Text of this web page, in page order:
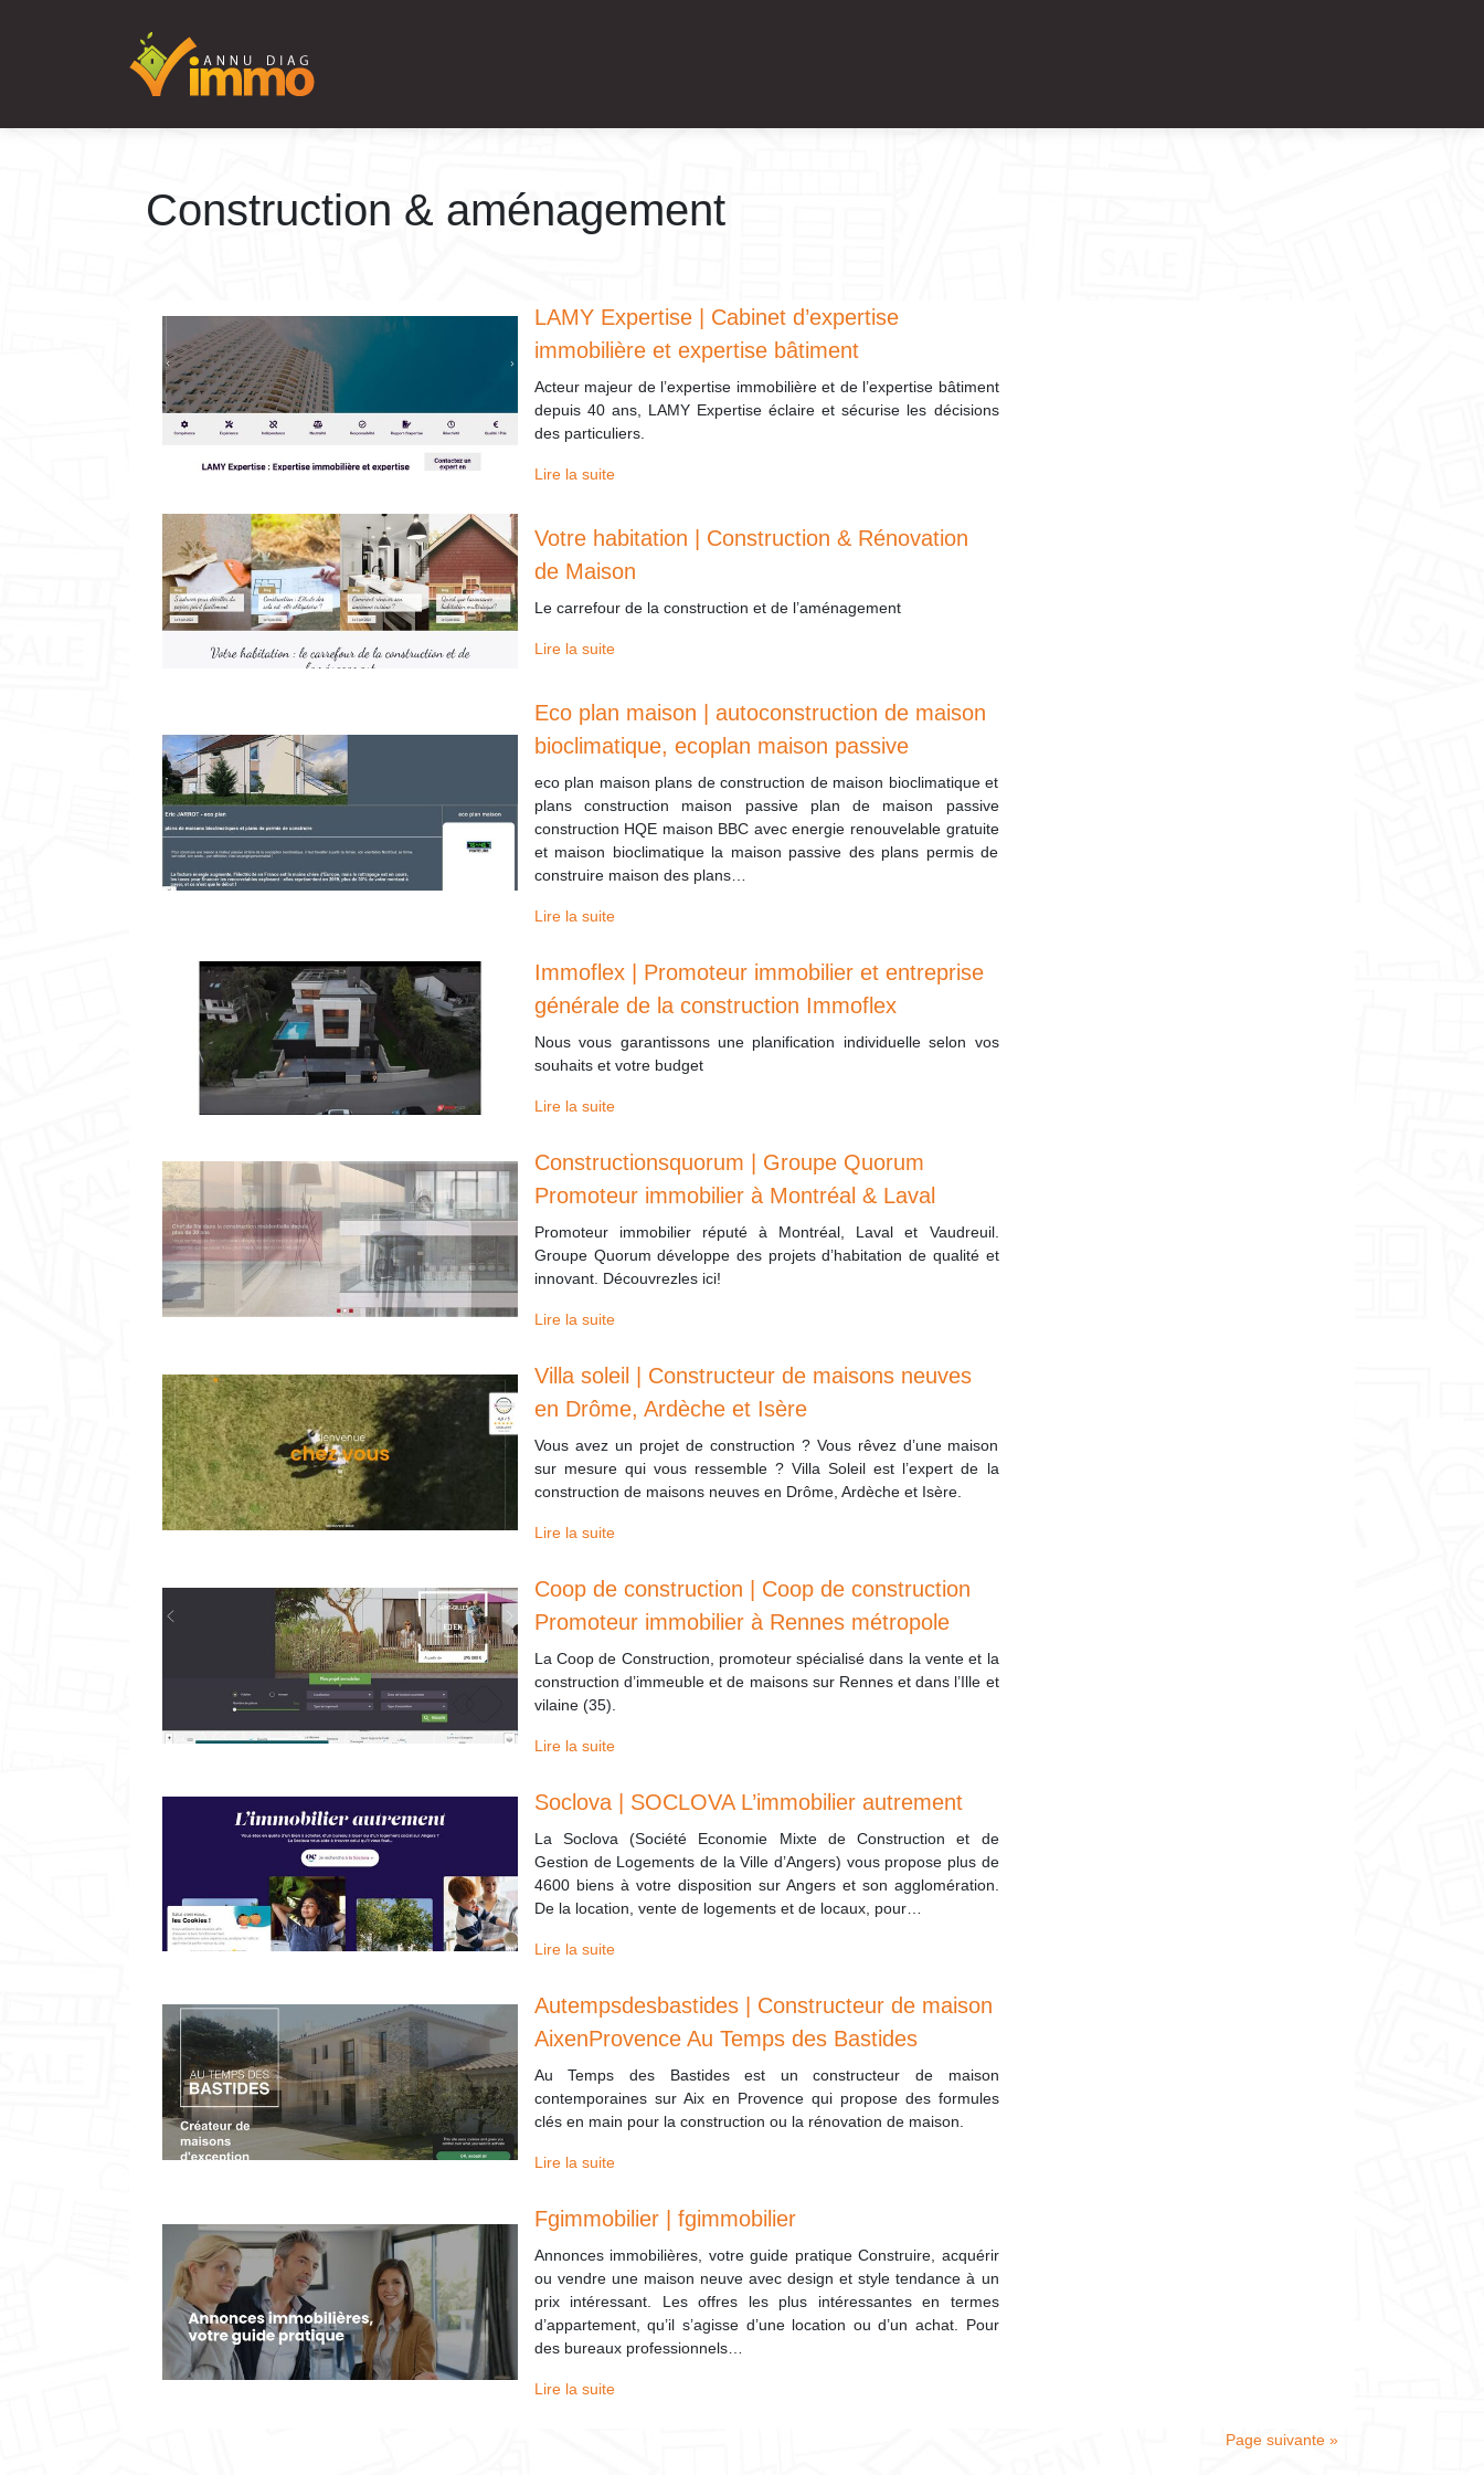
Construction & aménagement
LAMY Expertise | Cabinet d’expertise
immobilière et expertise bâtiment
Acteur majeur de l’expertise immobilière et de l’expertise bâtiment
depuis 40 ans, LAMY Expertise éclaire et sécurise les décisions
des particuliers.
Lire la suite
Votre habitation | Construction & Rénovation
de Maison
Le carrefour de la construction et de l’aménagement
Lire la suite
Eco plan maison | autoconstruction de maison
bioclimati­que, ecoplan maison passive
eco plan maison plans de construction de maison bioclimatique et
plans construction maison passive plan de maison passive
construction HQE maison BBC avec energie renouvelable gratuite
et maison bioclimatique la maison passive des plans permis de
construire maison des plans…
Lire la suite
Immoflex | Promoteur immobilier et entreprise
générale de la construction Immoflex
Nous vous garantissons une planification individuelle selon vos
souhaits et votre budget
Lire la suite
Constructionsquo­rum | Groupe Quorum
Promoteur immobilier à Montréal & Laval
Promoteur immobilier réputé à Montréal, Laval et Vaudreuil.
Groupe Quorum développe des projets d’habitation de qualité et
innovant. Découvrezles ici!
Lire la suite
Villa soleil | Constructeur de maisons neuves
en Drôme, Ardèche et Isère
Vous avez un projet de construction ? Vous rêvez d’une maison
sur mesure qui vous ressemble ? Villa Soleil est l’expert de la
construction de maisons neuves en Drôme, Ardèche et Isère.
Lire la suite
Coop de construction | Coop de construction
Promoteur immobilier à Rennes métropole
La Coop de Construction, promoteur spécialisé dans la vente et la
construction d’immeuble et de maisons sur Rennes et dans l’Ille et
vilaine (35).
Lire la suite
Soclova | SOCLOVA L’immobilier autrement
La Soclova (Société Economie Mixte de Construction et de
Gestion de Logements de la Ville d’Angers) vous propose plus de
4600 biens à votre disposition sur Angers et son agglomération.
De la location, vente de logements et de locaux, pour…
Lire la suite
Autempsdes­basti­des | Constructeur de maison
AixenProvence Au Temps des Bastides
Au Temps des Bastides est un constructeur de maison
contemporaines sur Aix en Provence qui propose des formules
clés en main pour la construction ou la rénovation de maison.
Lire la suite
Fgim­mobi­lier | fgim­mobi­lier
Annonces immobilières, votre guide pratique Construire, acquérir
ou vendre une maison neuve avec design et style tendance à un
prix intéressant. Les offres les plus intéressantes en termes
d’appartement, qu’il s’agisse d’une location ou d’un achat. Pour
des bureaux professionnels…
Lire la suite
Page suivante »